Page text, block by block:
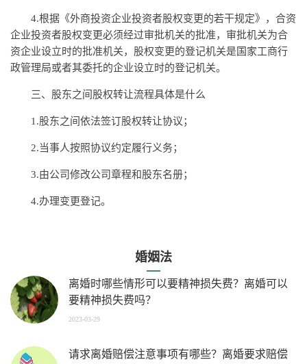
4.根据《外商投资企业投资者股权变更的若干规定》，合资
企业投资者股权变更必须经过审批机关的批准，审批机关为合
资企业设立时的批准机关，股权变更的登记机关是国家工商行
政管理局或者其委托的企业设立时的登记机关。
三、股东之间股权转让流程具体是什么
1.股东之间依法签订股权转让协议；
2.当事人按照协议约定履行义务；
3.由公司修改公司章程和股东名册；
4.办理变更登记。
婚姻法
离婚时哪些情形可以要精神损失费？离婚可以
要精神损失费吗？
2023-03-29
请求离婚赔偿注意事项有哪些？离婚要求赔偿